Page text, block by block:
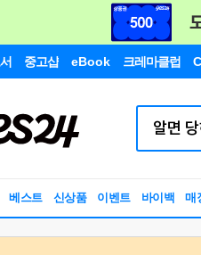
중고샵 eBook 크레마클럽
베스트 신상품 이벤트 바이백 매